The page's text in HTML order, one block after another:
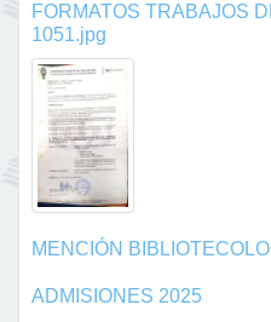
FORMATOS TRABAJOS
1051.jpg
MENCIÓN
ADMISIONES 2025